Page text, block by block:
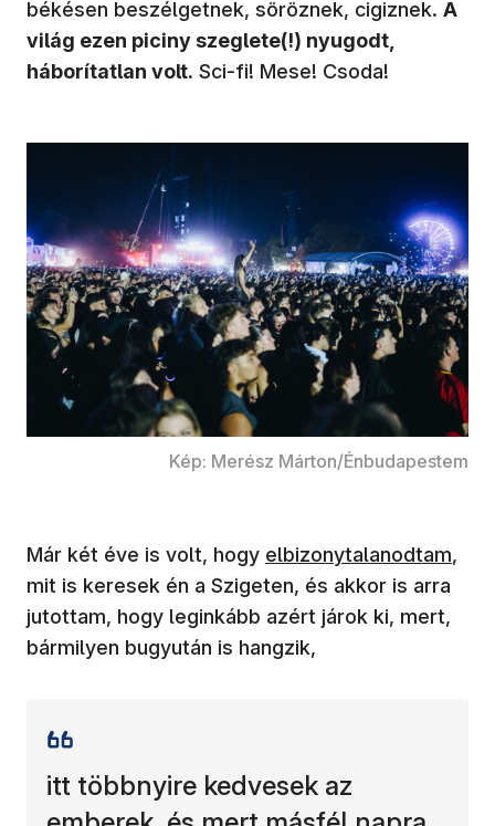
békésen beszélgetnek, söröznek, cigiznek. A
világ ezen piciny szeglete(!) nyugodt,
háborítatlan volt. Sci-fi! Mese! Csoda!
Kép: Merész Márton/Énbudapestem
Már két éve is volt, hogy (új ablakban nyílik meg)
elbizonytalanodtam,
mit is keresek én a Szigeten, és akkor is arra
jutottam, hogy leginkább azért járok ki, mert,
bármilyen bugyután is hangzik,
itt többnyire kedvesek az